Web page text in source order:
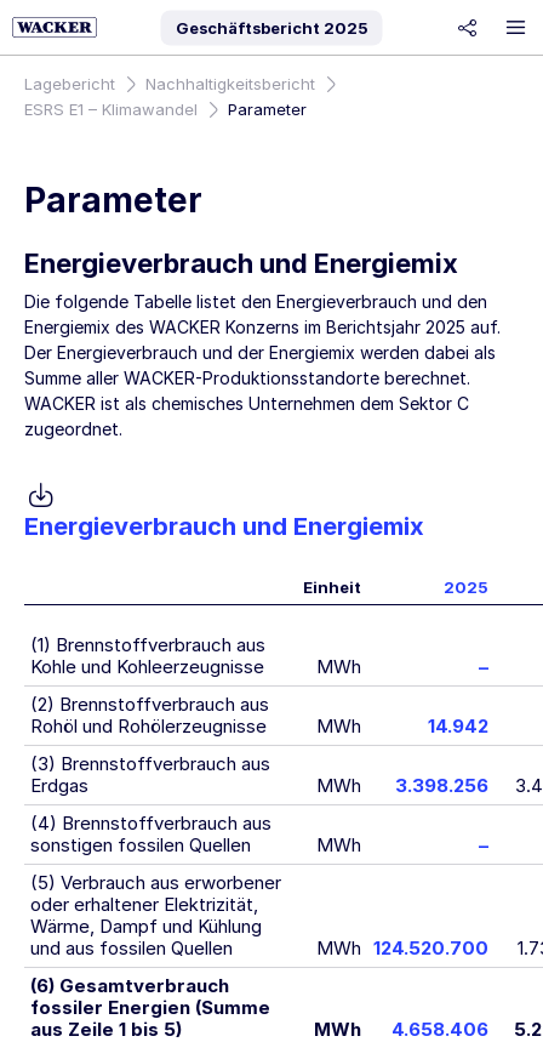
Geschäftsbericht 2025
Lagebericht
Nachhaltigkeitsbericht
ESRS E1 – Klimawandel
Parameter
Parameter
Energieverbrauch und Energiemix
Die folgende Tabelle listet den Energieverbrauch und den
Energiemix des WACKER Konzerns im Berichtsjahr 2025 auf.
Der Energieverbrauch und der Energiemix werden dabei als
Summe aller WACKER-Produktionsstandorte berechnet.
WACKER ist als chemisches Unternehmen dem Sektor C
zugeordnet.
Energieverbrauch und Energiemix
Einheit 2025
(1) Brennstoffverbrauch aus
Kohle und Kohleerzeugnisse
MWh
–
(2) Brennstoffverbrauch aus
Rohöl und Rohölerzeugnisse
MWh
14.942
(3) Brennstoffverbrauch aus
Erdgas
MWh 3.398.256
(4) Brennstoffverbrauch aus
sonstigen fossilen Quellen
MWh
–
(5) Verbrauch aus erworbener
oder erhaltener Elektrizität,
Wärme, Dampf und Kühlung
und aus fossilen Quellen
MWh 124.520.700
(6) Gesamtverbrauch
fossiler Energien (Summe
aus Zeile 1 bis 5)
MWh 4.658.406